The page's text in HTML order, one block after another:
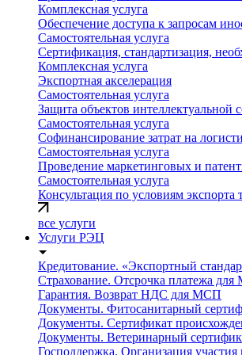
Комплексная услуга
Обеспечение доступа к запросам
Самостоятельная услуга
Сертификация, стандартизация,
Комплексная услуга
Экспортная акселерация
Самостоятельная услуга
Защита объектов интеллектуальной
Самостоятельная услуга
Софинансирование затрат на
Самостоятельная услуга
Проведение маркетинговых и
Самостоятельная услуга
Консультация по условиям экспорта
все услуги
Услуги РЭЦ
Кредитование. «Экспортный
Страхование. Отсрочка платежа
Гарантия. Возврат НДС для МСП
Документы. Фитосанитарный
Документы. Сертификат
Документы. Ветеринарный
Господдержка. Организация участия